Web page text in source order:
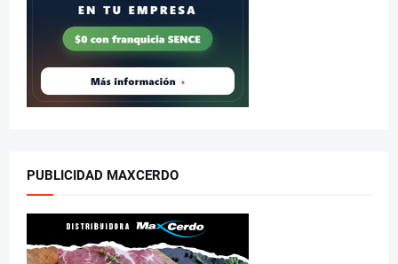
PUBLICIDAD MAXCERDO